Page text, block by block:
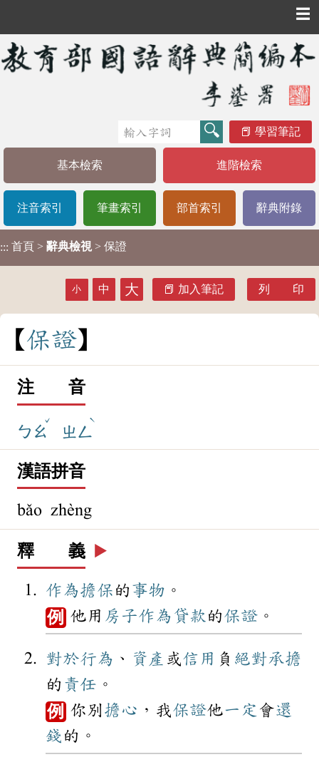
☰
學習筆記
基本檢索 進階檢索
注音索引 筆畫索引 部首索引 辭典附錄
::: 首頁 > 辭典檢視 > 保證
小 中 大 加入筆記 列 印
保證
注 音
ㄅㄠ
ˇ
ㄓㄥ
ˋ
漢語拼音
bǎo zhèng
釋 義 ▶️
作為擔保 的 事物 。
例 他用 房子作為 貸款 的保證。
對於行為 、 資產 或信用 負 絕對承擔
的 責任 。
例 你別擔心 ，我保證他一定 會還
錢 的。